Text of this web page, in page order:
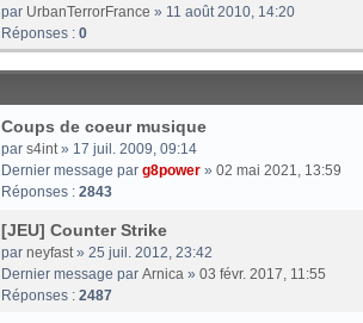
par UrbanTerrorFrance » 11 août 2010, 14:20
Réponses : 0
Coups de coeur musique
par s4int» 17 juil. 2009, 09:14
Dernier message par g8power » 02 mai 2021, 13:59
Réponses : 2843
[JEU] Counter Strike
par neyfast» 25 juil. 2012, 23:42
Dernier message par Arnica » 03 févr. 2017, 11:55
Réponses : 2487